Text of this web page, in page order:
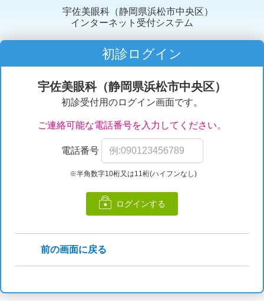
宇佐美眼科（静岡県浜松市中央区）
インターネット受付システム
初診ログイン
宇佐美眼科（静岡県浜松市中央区）
初診受付用のログイン画面です。
ご連絡可能な電話番号を入力してください。
電話番号
※半角数字10桁又は11桁(ハイフンなし)
ログインする
前の画面に戻る